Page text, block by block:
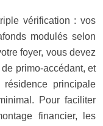
vérification : vos
modulés selon
foyer, vous devez
primo-accédant, et
principale
Pour faciliter
financier, les